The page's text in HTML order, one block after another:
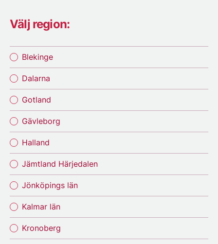
Välj region:
Blekinge
Dalarna
Gotland
Gävleborg
Halland
Jämtland Härjedalen
Jönköpings län
Kalmar län
Kronoberg